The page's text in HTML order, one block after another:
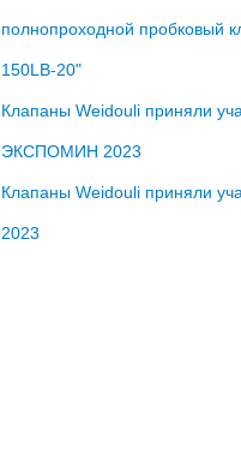
полнопроходной пробковый
150LB-20"
Клапаны Weidouli приняли
ЭКСПОМИН 2023
Клапаны Weidouli приняли
2023